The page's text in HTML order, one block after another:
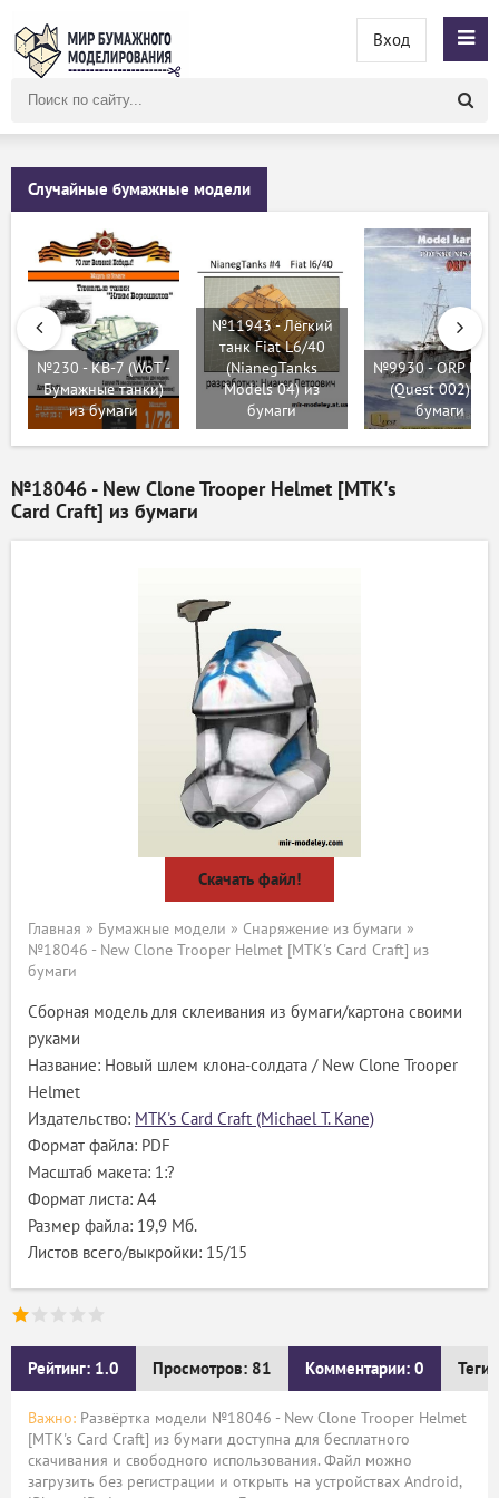
сайту
Вход
Случайные бумажные модели
№230 - КВ-7 (WoT -
Бумажные танки)
из бумаги
№11943 - Лёгкий
танк Fiat L6/40
(NianegTanks
Models 04) из
бумаги
№9930 - ORP
(Quest 002) из
бумаги
№18046 - New Clone Trooper Helmet [MTK's
Card Craft] из бумаги
Скачать файл!
Главная » Бумажные модели » Снаряжение из бумаги »
№18046 - New Clone Trooper Helmet [MTK's Card Craft] из
бумаги
Сборная модель для склеивания из бумаги/картона своими
руками
Название: Новый шлем клона-солдата / New Clone Trooper
Helmet
Издательство: MTK's Card Craft (Michael T. Kane)
Формат файла: PDF
Масштаб макета: 1:?
Формат листа: А4
Размер файла: 19,9 Мб.
Листов всего/выкройки: 15/15
Рейтинг: 1.0 Просмотров: 81 Комментарии: 0 Теги:
Важно: Развёртка модели №18046 - New Clone Trooper Helmet
[MTK's Card Craft] из бумаги доступна для бесплатного
скачивания и свободного использования. Файл можно
загрузить без регистрации и открыть на устройствах Android,